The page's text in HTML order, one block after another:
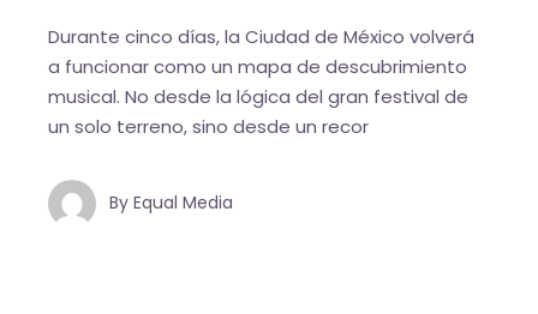
Durante cinco días, la Ciudad de México volverá
a funcionar como un mapa de descubrimiento
musical. No desde la lógica del gran festival de
un solo terreno, sino desde un recor
By Equal Media